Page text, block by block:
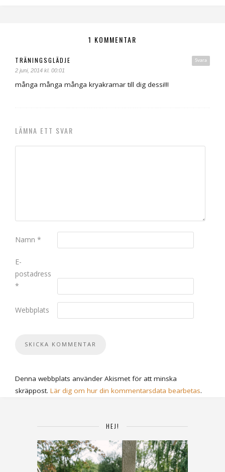
1 KOMMENTAR
Svara
TRÄNINGSGLÄDJE
2 juni, 2014 kl. 00:01
många många många kryakramar till dig dessi!!!
LÄMNA ETT SVAR
Namn *
E-
postadress
*
Webbplats
Denna webbplats använder Akismet för att minska
skräppost. Lär dig om hur din kommentarsdata bearbetas.
HEJ!